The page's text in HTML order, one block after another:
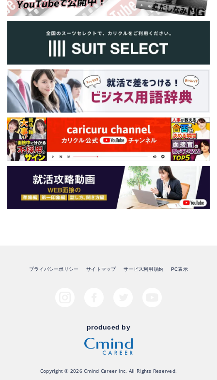
プライバシーポリシー サイトマップ サービス利用規約 PC表示
produced by
Copyright © 2026 Cmind Career inc. All Rights Reserved.